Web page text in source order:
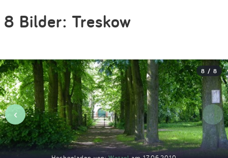
Eintragen
Blog
Partner
Kontakt
8 Bilder: Treskow
8 / 8
‹ ›